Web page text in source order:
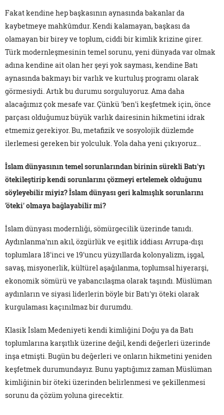
Fakat kendine hep başkasının aynasında bakanlar da
kaybetmeye mahkûmdur. Kendi kalamayan, başkası da
olamayan bir birey ve toplum, ciddi bir kimlik krizine girer.
Türk modernleşmesinin temel sorunu, yeni dünyada var olmak
adına kendine ait olan her şeyi yok sayması, kendine Batı
aynasında bakmayı bir varlık ve kurtuluş programı olarak
görmesiydi. Artık bu durumu sorguluyoruz. Ama daha
alacağımız çok mesafe var. Çünkü 'ben'i keşfetmek için, önce
parçası olduğumuz büyük varlık dairesinin hikmetini idrak
etmemiz gerekiyor. Bu, metafizik ve sosyolojik düzlemde
ilerlemesi gereken bir yolculuk. Yola daha yeni çıkıyoruz…
İslam dünyasının temel sorunlarından birinin sürekli Batı'yı
ötekileştirip kendi sorunlarını çözmeyi ertelemek olduğunu
söyleyebilir miyiz? İslam dünyası geri kalmışlık sorunlarını
'öteki' olmaya bağlayabilir mi?
İslam dünyası modernliği, sömürgecilik üzerinde tanıdı.
Aydınlanma'nın akıl, özgürlük ve eşitlik iddiası Avrupa-dışı
toplumlara 18'inci ve 19'uncu yüzyıllarda kolonyalizm, işgal,
savaş, misyonerlik, kültürel aşağılanma, toplumsal hiyerarşi,
ekonomik sömürü ve yabancılaşma olarak taşındı. Müslüman
aydınların ve siyasi liderlerin böyle bir Batı'yı öteki olarak
kurgulaması kaçınılmaz bir durumdu.
Klasik İslam Medeniyeti kendi kimliğini Doğu ya da Batı
toplumlarına karşıtlık üzerine değil, kendi değerleri üzerinde
inşa etmişti. Bugün bu değerleri ve onların hikmetini yeniden
keşfetmek durumundayız. Bunu yaptığımız zaman Müslüman
kimliğinin bir öteki üzerinden belirlenmesi ve şekillenmesi
sorunu da çözüm yoluna girecektir.